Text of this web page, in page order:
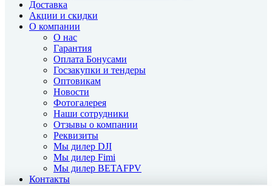
Доставка
Акции и скидки
О компании
О нас
Гарантия
Оплата Бонусами
Госзакупки и тендеры
Оптовикам
Новости
Фотогалерея
Наши сотрудники
Отзывы о компании
Реквизиты
Мы дилер DJI
Мы дилер Fimi
Мы дилер BETAFPV
Контакты